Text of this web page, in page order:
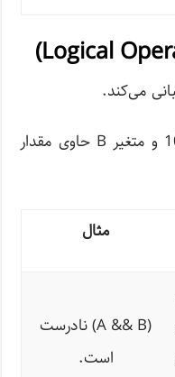
فرض کنید متغیر A حاوی مقدار 10 و متغیر B حاوی مقدار
مثال
(A && B) نادرست
است.